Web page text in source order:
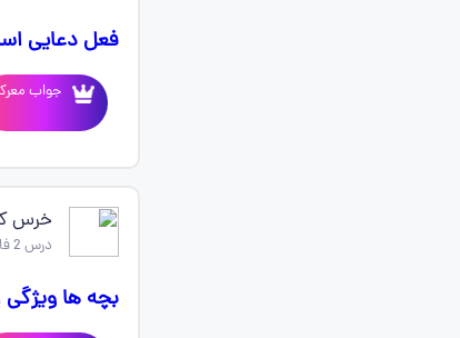
فعل دعایی
جواب
خرس
درس 2 فارسی یازدهم
بچه ها ویژگی